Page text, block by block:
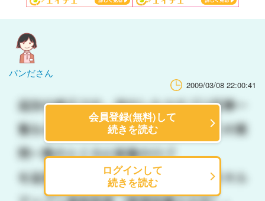
パンださん
2009/03/08 22:00:41
会員登録(無料)して
続きを読む
ログインして
続きを読む